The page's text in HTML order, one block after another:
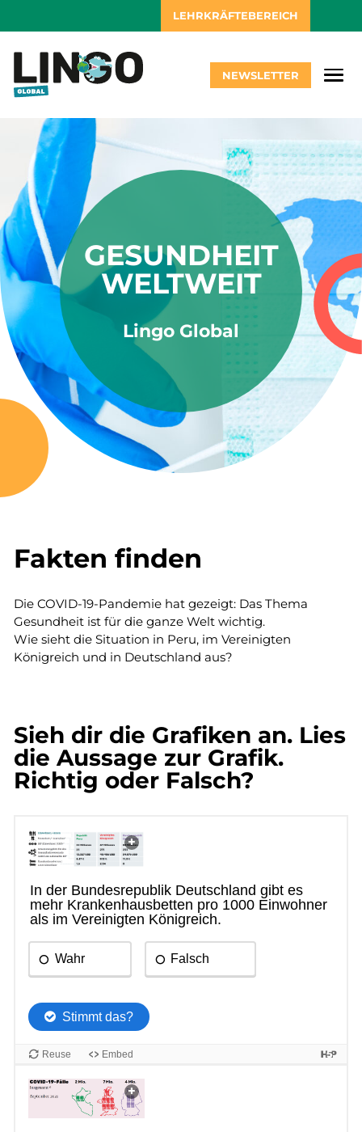
LEHRKRÄFTEBEREICH
NEWSLETTER
GESUNDHEIT
WELTWEIT
Lingo Global
Fakten finden
Die COVID-19-Pandemie hat gezeigt: Das Thema
Gesundheit ist für die ganze Welt wichtig.
Wie sieht die Situation in Peru, im Vereinigten
Königreich und in Deutschland aus?
Sieh dir die Grafiken an. Lies
die Aussage zur Grafik.
Richtig oder Falsch?